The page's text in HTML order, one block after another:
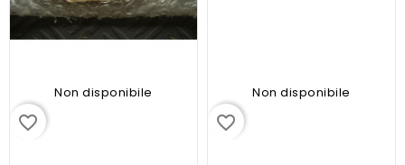
Non disponibile
favorite_border
Non disponibile
favorite_border